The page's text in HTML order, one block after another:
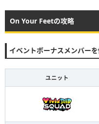
On Your Feetの攻略
イベントボーナスメンバー
ユニット